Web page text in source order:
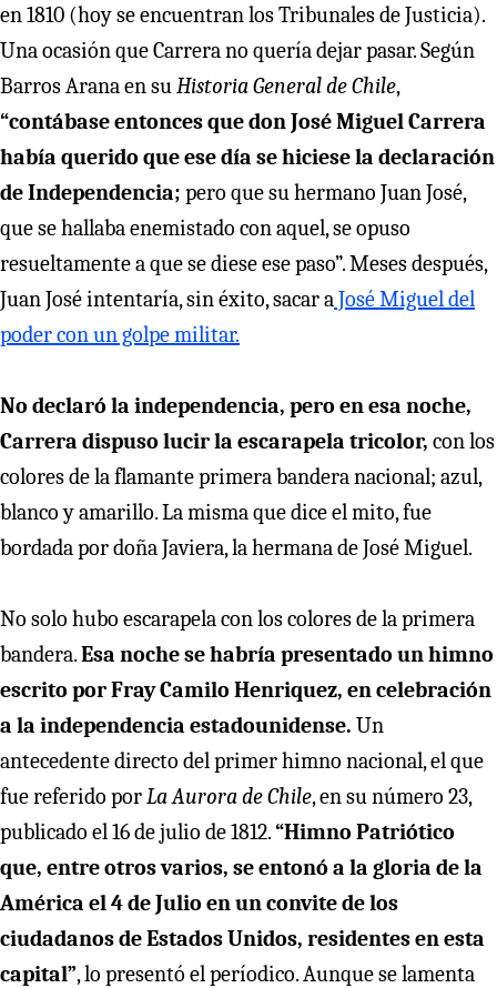
en 1810 (hoy se encuentran los Tribunales de Justicia).
Una ocasión que Carrera no quería dejar pasar. Según
Barros Arana en suHistoria General de Chile,
“contábase entonces que don José Miguel Carrera
había querido que ese día se hiciese la declaración
de Independencia; pero que su hermano Juan José,
que se hallaba enemistado con aquel, se opuso
resueltamente a que se diese ese paso”. Meses después,
Juan José intentaría, sin éxito, sacar aJosé Miguel del
poder con un golpe militar.
No declaró la independencia, pero en esa noche,
Carrera dispuso lucir la escarapela tricolor, con los
colores de la flamante primera bandera nacional; azul,
blanco y amarillo. La misma que dice el mito, fue
bordada por doña Javiera, la hermana de José Miguel.
No solo hubo escarapela con los colores de la primera
bandera.Esa noche se habría presentado un himno
escrito por Fray Camilo Henriquez, en celebración
a la independencia estadounidense. Un
antecedente directo del primer himno nacional, el que
fue referido porLa Aurora de Chile, en su número 23,
publicado el 16 de julio de 1812.“Himno Patriótico
que, entre otros varios, se entonó a la gloria de la
América el 4 de Julio en un convite de los
ciudadanos de Estados Unidos, residentes en esta
capital”, lo presentó el períodico. Aunque se lamenta